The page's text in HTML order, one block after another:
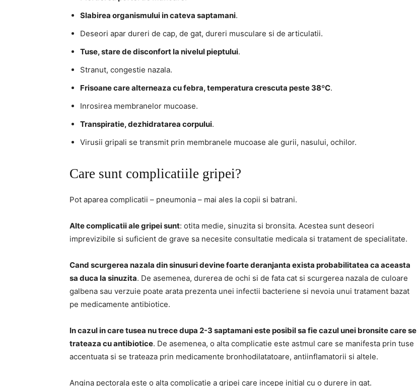
Slabirea organismului in cateva saptamani.
Deseori apar dureri de cap, de gat, dureri musculare si de articulatii.
Tuse, stare de disconfort la nivelul pieptului.
Stranut, congestie nazala.
Frisoane care alterneaza cu febra, temperatura crescuta peste 38ºC.
Inrosirea membranelor mucoase.
Transpiratie, dezhidratarea corpului.
Virusii gripali se transmit prin membranele mucoase ale gurii, nasului, ochilor.
Care sunt complicatiile gripei?
Pot aparea complicatii – pneumonia – mai ales la copii si batrani.
Alte complicatii ale gripei sunt: otita medie, sinuzita si bronsita. Acestea sunt deseori
imprevizibile si suficient de grave sa necesite consultatie medicala si tratament de specialitate.
Cand scurgerea nazala din sinusuri devine foarte deranjanta exista probabilitatea ca aceasta
sa duca la sinuzita. De asemenea, durerea de ochi si de fata cat si scurgerea nazala de culoare
galbena sau verzuie poate arata prezenta unei infectii bacteriene si nevoia unui tratament bazat
pe medicamente antibiotice.
In cazul in care tusea nu trece dupa 2-3 saptamani este posibil sa fie cazul unei bronsite care se
trateaza cu antibiotice. De asemenea, o alta complicatie este astmul care se manifesta prin tuse
accentuata si se trateaza prin medicamente bronhodilatatoare, antiinflamatorii si altele.
Angina pectorala este o alta complicatie a gripei care incepe initial cu o durere in gat.